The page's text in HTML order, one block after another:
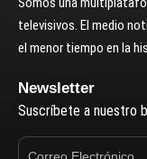
televisivos. El medio
el menor tiempo en la
Newsletter
Suscríbete a nuestro